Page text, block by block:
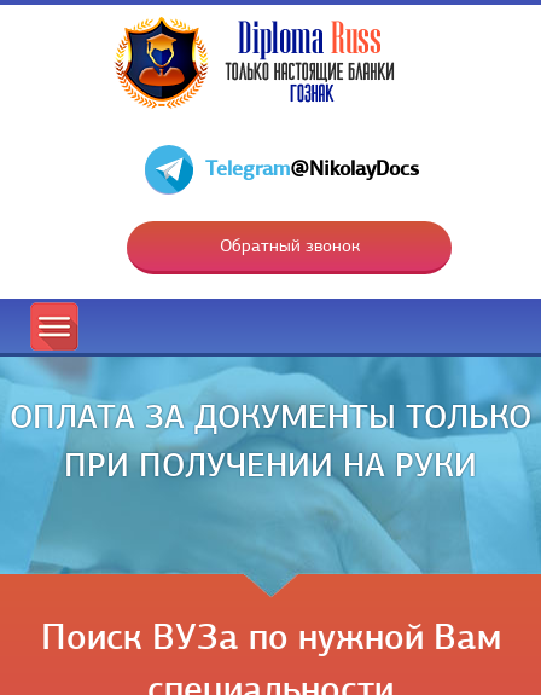
Telegram@NikolayDocs
Обратный звонок
ОПЛАТА ЗА ДОКУМЕНТЫ ТОЛЬКО
ПРИ ПОЛУЧЕНИИ НА РУКИ
Поиск ВУЗа по нужной Вам